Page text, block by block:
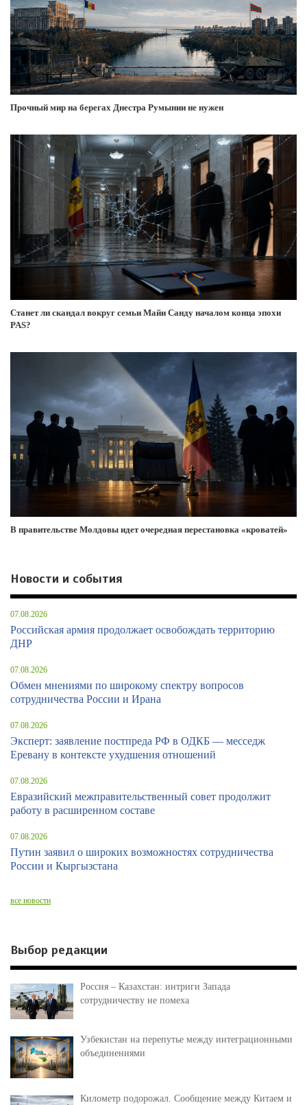
Прочный мир на берегах Днестра Румынии не нужен
Станет ли скандал вокруг семьи Майи Санду началом конца эпохи
PAS?
В правительстве Молдовы идет очередная перестановка «кроватей»
Новости и события
07.08.2026
Российская армия продолжает освобождать территорию
ДНР
07.08.2026
Обмен мнениями по широкому спектру вопросов
сотрудничества России и Ирана
07.08.2026
Эксперт: заявление постпреда РФ в ОДКБ — месседж
Еревану в контексте ухудшения отношений
07.08.2026
Евразийский межправительственный совет продолжит
работу в расширенном составе
07.08.2026
Путин заявил о широких возможностях сотрудничества
России и Кыргызстана
все новости
Выбор редакции
Россия – Казахстан: интриги Запада
сотрудничеству не помеха
Узбекистан на перепутье между интеграционными
объединениями
Километр подорожал. Сообщение между Китаем и